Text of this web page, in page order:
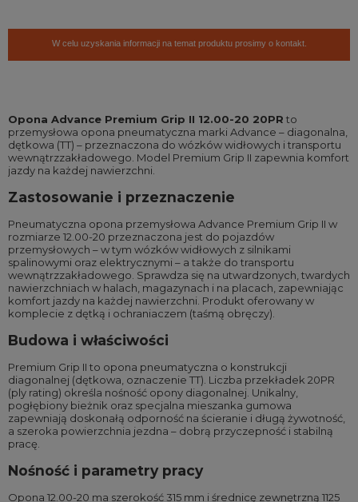
W celu uzyskania informacji na temat produktu prosimy o kontakt.
Opona Advance Premium Grip II 12.00-20 20PR to
przemysłowa opona pneumatyczna marki Advance – diagonalna,
dętkowa (TT) – przeznaczona do wózków widłowych i transportu
wewnątrzzakładowego. Model Premium Grip II zapewnia komfort
jazdy na każdej nawierzchni.
Zastosowanie i przeznaczenie
Pneumatyczna opona przemysłowa Advance Premium Grip II w
rozmiarze 12.00-20 przeznaczona jest do pojazdów
przemysłowych – w tym wózków widłowych z silnikami
spalinowymi oraz elektrycznymi – a także do transportu
wewnątrzzakładowego. Sprawdza się na utwardzonych, twardych
nawierzchniach w halach, magazynach i na placach, zapewniając
komfort jazdy na każdej nawierzchni. Produkt oferowany w
komplecie z dętką i ochraniaczem (taśmą obręczy).
Budowa i właściwości
Premium Grip II to opona pneumatyczna o konstrukcji
diagonalnej (dętkowa, oznaczenie TT). Liczba przekładek 20PR
(ply rating) określa nośność opony diagonalnej. Unikalny,
pogłębiony bieżnik oraz specjalna mieszanka gumowa
zapewniają doskonałą odporność na ścieranie i długą żywotność,
a szeroka powierzchnia jezdna – dobrą przyczepność i stabilną
pracę.
Nośność i parametry pracy
Opona 12.00-20 ma szerokość 315 mm i średnicę zewnętrzną 1125